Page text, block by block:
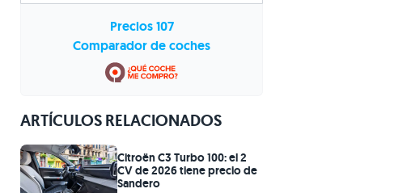
Precios 107
Comparador de coches
ARTÍCULOS RELACIONADOS
Citroën C3 Turbo 100: el 2
CV de 2026 tiene precio de
Sandero